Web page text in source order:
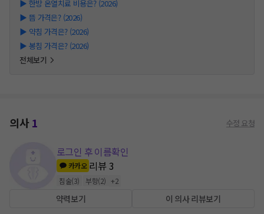
▶ 한방 온열치료 비용은? (2026)
▶ 뜸 가격은? (2026)
▶ 약침 가격은? (2026)
▶ 봉침 가격은? (2026)
전체보기
의사1 수정 요청
로그인 후 이름확인
카카오 리뷰3
침술(3) 부항(2) +2
약력보기 이 의사 리뷰보기